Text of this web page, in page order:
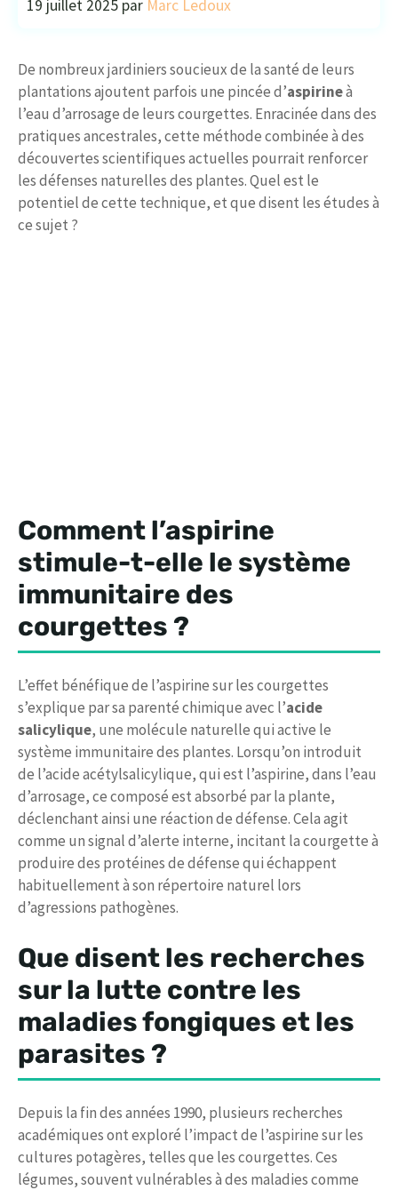
19 juillet 2025 par Marc Ledoux
De nombreux jardiniers soucieux de la santé de leurs
plantations ajoutent parfois une pincée d’aspirineà
l’eau d’arrosage de leurs courgettes. Enracinée dans des
pratiques ancestrales, cette méthode combinée à des
découvertes scientifiques actuelles pourrait renforcer
les défenses naturelles des plantes. Quel est le
potentiel de cette technique, et que disent les études à
ce sujet ?
Comment l’aspirine
stimule-t-elle le système
immunitaire des
courgettes ?
L’effet bénéfique de l’aspirine sur les courgettes
s’explique par sa parenté chimique avec l’acide
salicylique, une molécule naturelle qui active le
système immunitaire des plantes. Lorsqu’on introduit
de l’acide acétylsalicylique, qui est l’aspirine, dans l’eau
d’arrosage, ce composé est absorbé par la plante,
déclenchant ainsi une réaction de défense. Cela agit
comme un signal d’alerte interne, incitant la courgette à
produire des protéines de défense qui échappent
habituellement à son répertoire naturel lors
d’agressions pathogènes.
Que disent les recherches
sur la lutte contre les
maladies fongiques et les
parasites ?
Depuis la fin des années 1990, plusieurs recherches
académiques ont exploré l’impact de l’aspirine sur les
cultures potagères, telles que les courgettes. Ces
légumes, souvent vulnérables à des maladies comme